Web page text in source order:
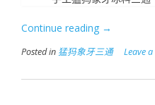
Continue reading “手
猛
→
Posted in 猛犸象牙三通 Leave